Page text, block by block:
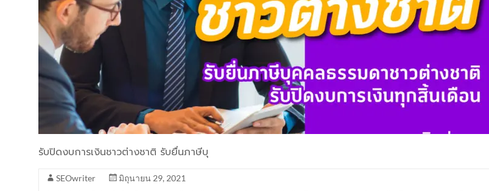
รับปิดงบการเงินชาวต่างชาติ รับยื่นภาษีบุ
SEOwriter
มิถุนายน 29, 2021